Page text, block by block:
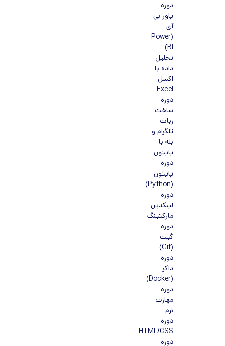
دوره
پاور بی
آی
(Power
BI)
تحلیل
داده با
اکسل
Excel
دوره
ساخت
ربات
تلگرام و
بله با
پایتون
دوره
پایتون
(Python)
دوره
لینکدین
مارکتینگ
دوره
گیت
(Git)
دوره
داکر
(Docker)
دوره
مهارت
نرم
دوره
HTML/CSS
دوره